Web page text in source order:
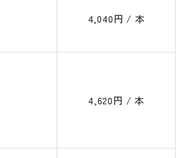
4,040円 / 本
4,620円 / 本